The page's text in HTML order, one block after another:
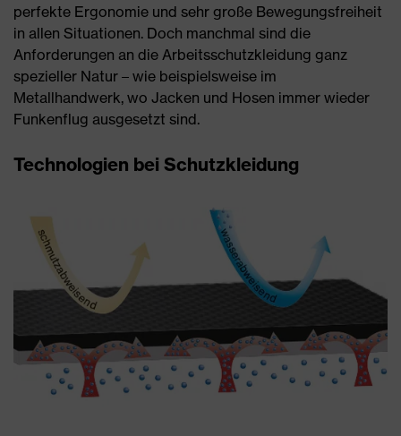
perfekte Ergonomie und sehr große Bewegungsfreiheit
in allen Situationen. Doch manchmal sind die
Anforderungen an die Arbeitsschutzkleidung ganz
spezieller Natur – wie beispielsweise im
Metallhandwerk, wo Jacken und Hosen immer wieder
Funkenflug ausgesetzt sind.
Technologien bei Schutzkleidung